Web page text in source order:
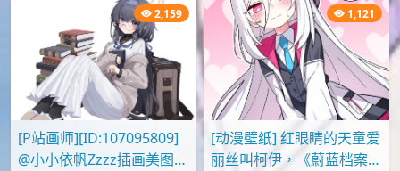
[P站画师][ID:107095809]
@小小依帆Zzzz插画美图作
品推荐blueau 26-04-23
[动漫壁纸] 红眼睛的天童爱
丽丝叫柯伊，《蔚蓝档案》
壁纸图片分享
blueau 26-02-20